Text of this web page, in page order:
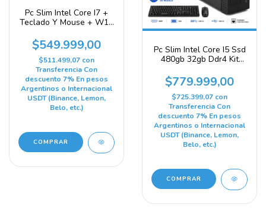
Pc Slim Intel Core I7 +
Teclado Y Mouse + W11
Ram
$549.999,00
$511.499,07 con
Transferencia Con
descuento 7% En pesos
Argentinos o Internacional
USDT (Binance, Lemon,
Belo, etc.)
Pc Slim Intel Core I5 Ssd
480gb 32gb Ddr4 Kit
Gb Intel Hd Graphics 530
$779.999,00
$725.399,07 con
Transferencia Con
descuento 7% En pesos
Argentinos o Internacional
USDT (Binance, Lemon,
Belo, etc.)